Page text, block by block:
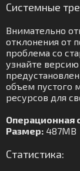
Системные
Внимательно
отклонения от
проблема со
узнайте
объем пустого
ресурсов для
Операционная
Размер: 487MB
Статистика: